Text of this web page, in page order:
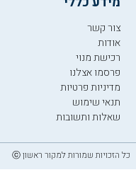
צור קשר
אודות
רכישת מנוי
פרסמו אצלנו
מדיניות פרטיות
תנאי שימוש
שאלות ותשובות
כל הזכויות שמורות למקור ראשון ⓒ